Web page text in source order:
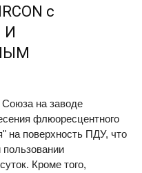
с
И
Союза на заводе
флюоресцентного
на поверхность ПДУ, что
Кроме того,